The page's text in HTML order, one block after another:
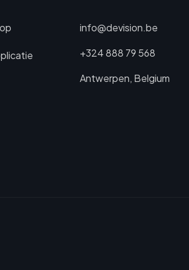
info@devision.be
+324 888 79 568
Antwerpen, Belgium